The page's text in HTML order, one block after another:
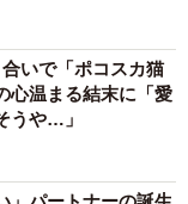
いで「ポコスカ猫
温まる結末に「愛
うや…」